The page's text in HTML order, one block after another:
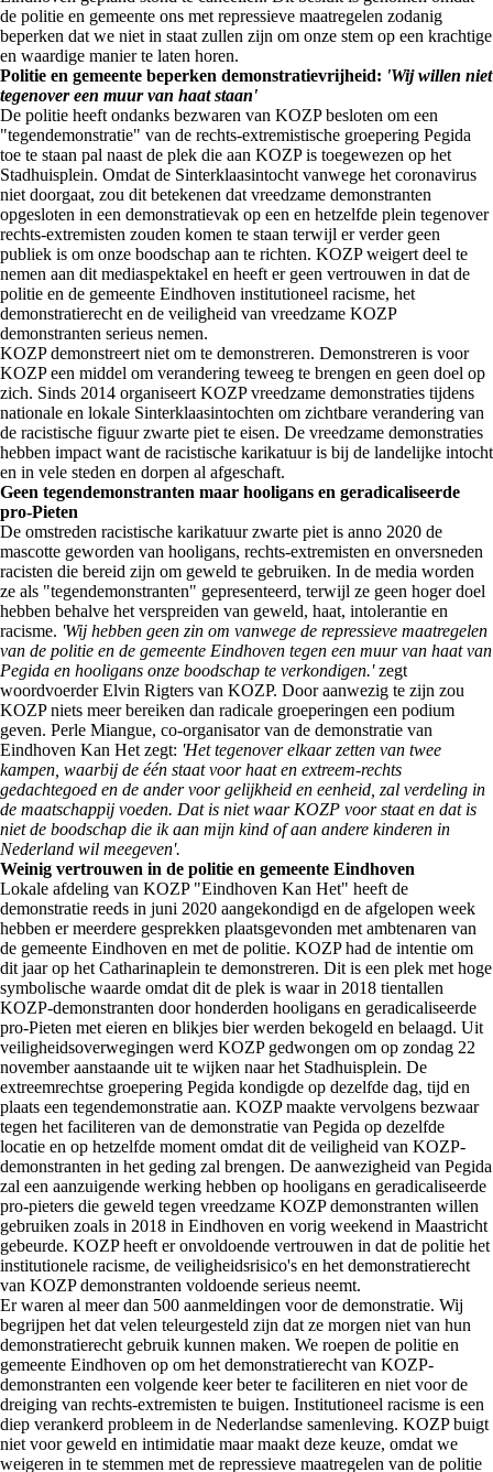
de politie en gemeente ons met repressieve maatregelen zodanig
beperken dat we niet in staat zullen zijn om onze stem op een krachtige
en waardige manier te laten horen.
Politie en gemeente beperken demonstratievrijheid: 'Wij willen niet
tegenover een muur van haat staan'
De politie heeft ondanks bezwaren van KOZP besloten om een
"tegendemonstratie" van de rechts-extremistische groepering Pegida
toe te staan pal naast de plek die aan KOZP is toegewezen op het
Stadhuisplein. Omdat de Sinterklaasintocht vanwege het coronavirus
niet doorgaat, zou dit betekenen dat vreedzame demonstranten
opgesloten in een demonstratievak op een en hetzelfde plein tegenover
rechts-extremisten zouden komen te staan terwijl er verder geen
publiek is om onze boodschap aan te richten. KOZP weigert deel te
nemen aan dit mediaspektakel en heeft er geen vertrouwen in dat de
politie en de gemeente Eindhoven institutioneel racisme, het
demonstratierecht en de veiligheid van vreedzame KOZP
demonstranten serieus nemen.
KOZP demonstreert niet om te demonstreren. Demonstreren is voor
KOZP een middel om verandering teweeg te brengen en geen doel op
zich. Sinds 2014 organiseert KOZP vreedzame demonstraties tijdens
nationale en lokale Sinterklaasintochten om zichtbare verandering van
de racistische figuur zwarte piet te eisen. De vreedzame demonstraties
hebben impact want de racistische karikatuur is bij de landelijke intocht
en in vele steden en dorpen al afgeschaft.
Geen tegendemonstranten maar hooligans en geradicaliseerde
pro-Pieten
De omstreden racistische karikatuur zwarte piet is anno 2020 de
mascotte geworden van hooligans, rechts-extremisten en onversneden
racisten die bereid zijn om geweld te gebruiken. In de media worden
ze als "tegendemonstranten" gepresenteerd, terwijl ze geen hoger doel
hebben behalve het verspreiden van geweld, haat, intolerantie en
racisme. 'Wij hebben geen zin om vanwege de repressieve maatregelen
van de politie en de gemeente Eindhoven tegen een muur van haat van
Pegida en hooligans onze boodschap te verkondigen.'zegt
woordvoerder Elvin Rigters van KOZP. Door aanwezig te zijn zou
KOZP niets meer bereiken dan radicale groeperingen een podium
geven. Perle Miangue, co-organisator van de demonstratie van
Eindhoven Kan Het zegt: 'Het tegenover elkaar zetten van twee
kampen, waarbij de één staat voor haat en extreem-rechts
gedachtegoed en de ander voor gelijkheid en eenheid, zal verdeling in
de maatschappij voeden. Dat is niet waar KOZP voor staat en dat is
niet de boodschap die ik aan mijn kind of aan andere kinderen in
Nederland wil meegeven'.
Weinig vertrouwen in de politie en gemeente Eindhoven
Lokale afdeling van KOZP "Eindhoven Kan Het" heeft de
demonstratie reeds in juni 2020 aangekondigd en de afgelopen week
hebben er meerdere gesprekken plaatsgevonden met ambtenaren van
de gemeente Eindhoven en met de politie. KOZP had de intentie om
dit jaar op het Catharinaplein te demonstreren. Dit is een plek met hoge
symbolische waarde omdat dit de plek is waar in 2018 tientallen
KOZP-demonstranten door honderden hooligans en geradicaliseerde
pro-Pieten met eieren en blikjes bier werden bekogeld en belaagd. Uit
veiligheidsoverwegingen werd KOZP gedwongen om op zondag 22
november aanstaande uit te wijken naar het Stadhuisplein. De
extreemrechtse groepering Pegida kondigde op dezelfde dag, tijd en
plaats een tegendemonstratie aan. KOZP maakte vervolgens bezwaar
tegen het faciliteren van de demonstratie van Pegida op dezelfde
locatie en op hetzelfde moment omdat dit de veiligheid van KOZP-
demonstranten in het geding zal brengen. De aanwezigheid van Pegida
zal een aanzuigende werking hebben op hooligans en geradicaliseerde
pro-pieters die geweld tegen vreedzame KOZP demonstranten willen
gebruiken zoals in 2018 in Eindhoven en vorig weekend in Maastricht
gebeurde. KOZP heeft er onvoldoende vertrouwen in dat de politie het
institutionele racisme, de veiligheidsrisico's en het demonstratierecht
van KOZP demonstranten voldoende serieus neemt.
Er waren al meer dan 500 aanmeldingen voor de demonstratie. Wij
begrijpen het dat velen teleurgesteld zijn dat ze morgen niet van hun
demonstratierecht gebruik kunnen maken. We roepen de politie en
gemeente Eindhoven op om het demonstratierecht van KOZP-
demonstranten een volgende keer beter te faciliteren en niet voor de
dreiging van rechts-extremisten te buigen. Institutioneel racisme is een
diep verankerd probleem in de Nederlandse samenleving. KOZP buigt
niet voor geweld en intimidatie maar maakt deze keuze, omdat we
weigeren in te stemmen met de repressieve maatregelen van de politie